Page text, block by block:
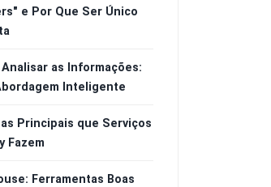
e Por Que Ser Único
Analisar as Informações:
Inteligente
Principais que Serviços
Fazem
Ferramentas Boas